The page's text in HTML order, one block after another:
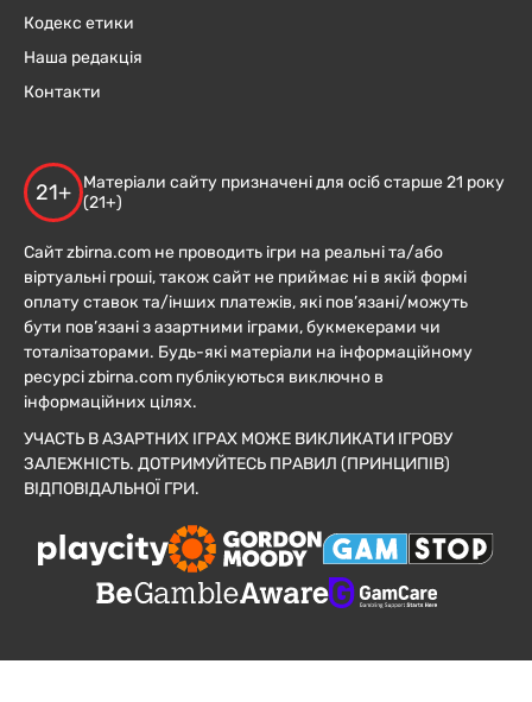
Кодекс етики
Наша редакція
Контакти
21+
Матеріали сайту призначені для осіб старше 21 року
(21+)
Сайт zbirna.com не проводить ігри на реальні та/або
віртуальні гроші, також сайт не приймає ні в якій формі
оплату ставок та/інших платежів, які пов’язані/можуть
бути пов’язані з азартними іграми, букмекерами чи
тоталізаторами. Будь-які матеріали на інформаційному
ресурсі zbirna.com публікуються виключно в
інформаційних цілях.
УЧАСТЬ В АЗАРТНИХ ІГРАХ МОЖЕ ВИКЛИКАТИ ІГРОВУ
ЗАЛЕЖНІСТЬ. ДОТРИМУЙТЕСЬ ПРАВИЛ (ПРИНЦИПІВ)
ВІДПОВІДАЛЬНОЇ ГРИ.